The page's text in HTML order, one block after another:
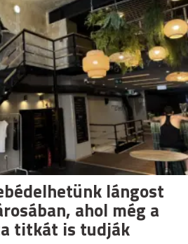
lángost
ahol még a
titkát is tudják